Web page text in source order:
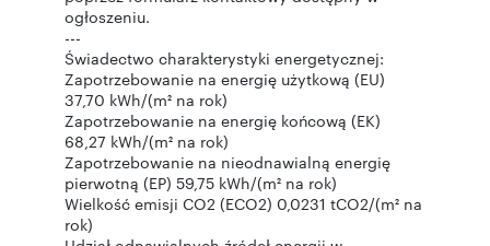
ogłoszeniu.
---
Świadectwo charakterystyki energetycznej:
Zapotrzebowanie na energię użytkową (EU)
37,70 kWh/(m² na rok)
Zapotrzebowanie na energię końcową (EK)
68,27 kWh/(m² na rok)
Zapotrzebowanie na nieodnawialną energię
pierwotną (EP) 59,75 kWh/(m² na rok)
Wielkość emisji CO2 (ECO2) 0,0231 tCO2/(m² na
rok)